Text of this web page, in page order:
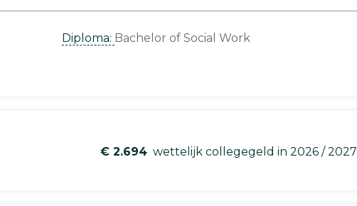
Diploma: Bachelor of Social Work
€ 2.694 wettelijk collegegeld in 2026 / 2027